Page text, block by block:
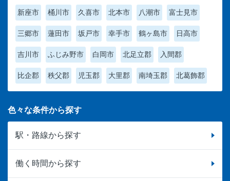
新座市 桶川市 久喜市 北本市 八潮市 富士見市
三郷市 蓮田市 坂戸市 幸手市 鶴ヶ島市 日高市
吉川市 ふじみ野市 白岡市 北足立郡 入間郡
比企郡 秩父郡 児玉郡 大里郡 南埼玉郡 北葛飾郡
色々な条件から探す
駅・路線から探す
働く時間から探す